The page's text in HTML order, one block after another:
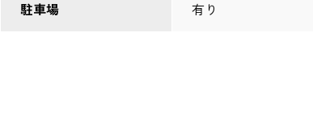
駐車場 有り